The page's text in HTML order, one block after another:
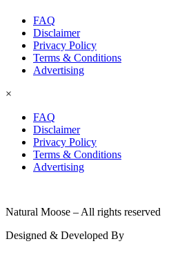
FAQ
Disclaimer
Privacy Policy
Terms & Conditions
Advertising
×
FAQ
Disclaimer
Privacy Policy
Terms & Conditions
Advertising
Natural Moose – All rights reserved
Designed & Developed By